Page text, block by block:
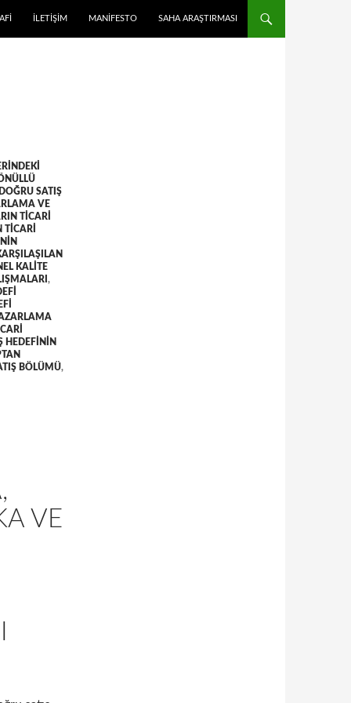
İLETIŞIM MANIFESTO SAHA ARAŞTIRMASI
DOĞRU SATIŞ
VE
TICARI
TICARI
KALITE
,
HEDEFININ
BÖLÜMÜ,
VE